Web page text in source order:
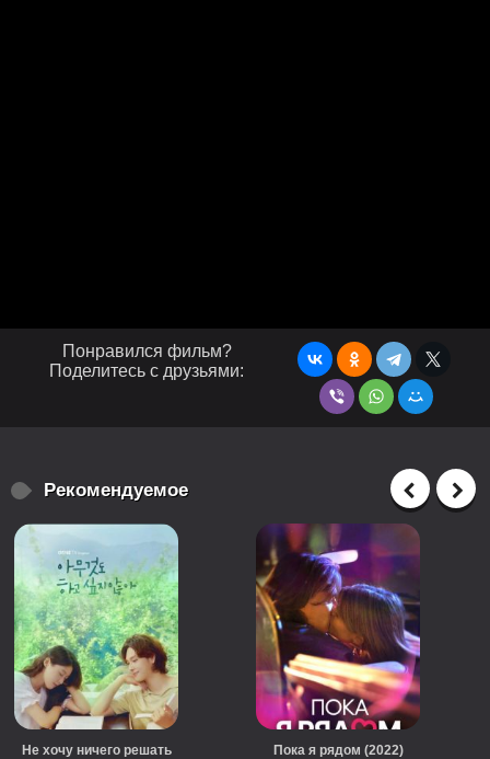
Понравился фильм?
Поделитесь с друзьями:
Рекомендуемое
Не хочу ничего решать
Пока я рядом (2022)